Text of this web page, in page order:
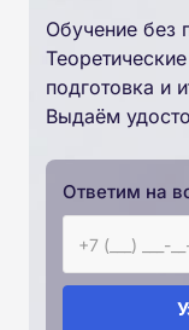
Обучение без
подготовка и
Выдаём
Ответим на